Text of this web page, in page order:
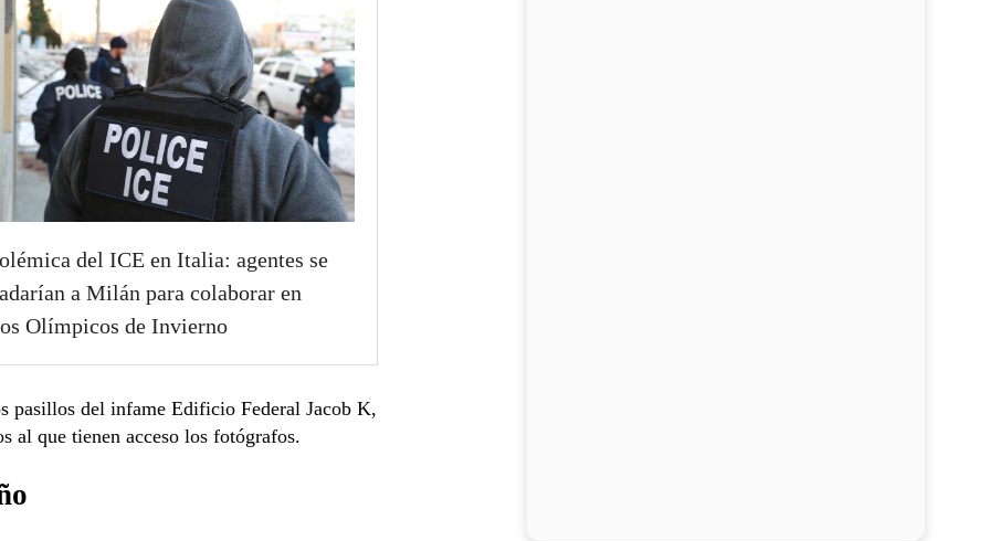
del ICE en Italia: agentes se
a Milán para colaborar en
Olímpicos de Invierno
pasillos del infame Edificio Federal Jacob K,
al que tienen acceso los fotógrafos.